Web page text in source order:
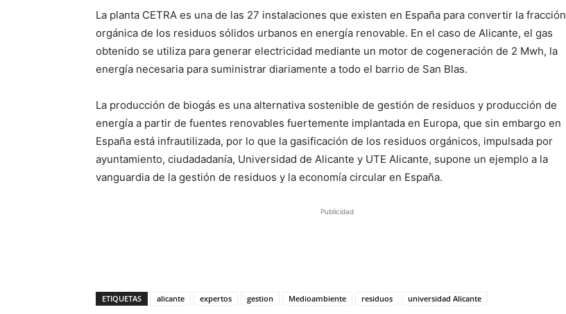
La planta CETRA es una de las 27 instalaciones que existen en España para convertir la fracción
orgánica de los residuos sólidos urbanos en energía renovable. En el caso de Alicante, el gas
obtenido se utiliza para generar electricidad mediante un motor de cogeneración de 2 Mwh, la
energía necesaria para suministrar diariamente a todo el barrio de San Blas.
La producción de biogás es una alternativa sostenible de gestión de residuos y producción de
energía a partir de fuentes renovables fuertemente implantada en Europa, que sin embargo en
España está infrautilizada, por lo que la gasificación de los residuos orgánicos, impulsada por
ayuntamiento, ciudadadanía, Universidad de Alicante y UTE Alicante, supone un ejemplo a la
vanguardia de la gestión de residuos y la economía circular en España.
Publicidad
ETIQUETAS alicante expertos gestion Medioambiente residuos universidad Alicante